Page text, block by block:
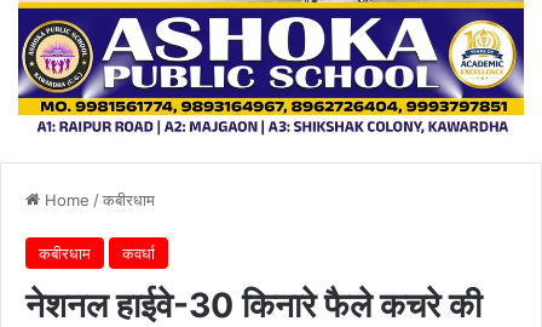
Home /कबीरधाम
कबीरधाम कवर्धा
नेशनल हाईवे-30 किनारे फैले कचरे की